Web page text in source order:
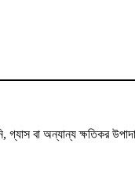
গ্যাস বা অন্যান্য ক্ষতিকর